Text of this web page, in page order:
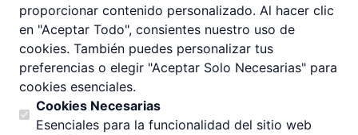
Eliminar anotaciones
Aplanar PDF
Enderezar PDF
Comprimir imagen
Añadir encabezado y pie de página
proporcionar contenido personalizado. Al hacer clic
en "Aceptar Todo", consientes nuestro uso de
cookies. También puedes personalizar tus
preferencias o elegir "Aceptar Solo Necesarias" para
cookies esenciales.
Cookies Necesarias
Esenciales para la funcionalidad del sitio web